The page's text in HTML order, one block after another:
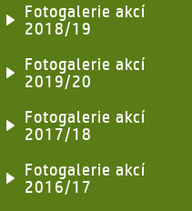
Fotogalerie akcí
2018/19
Fotogalerie akcí
2019/20
Fotogalerie akcí
2017/18
Fotogalerie akcí
2016/17